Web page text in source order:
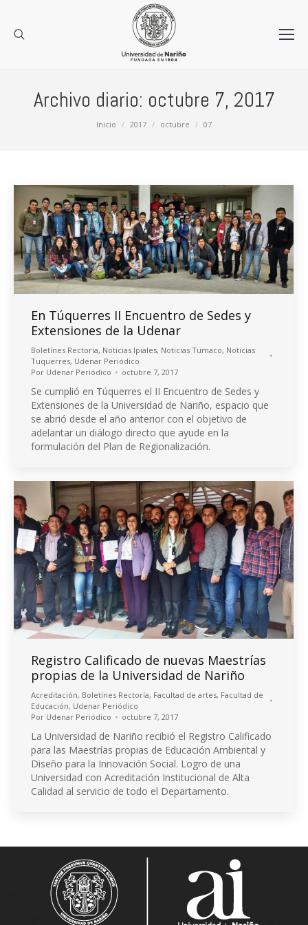
Archivo diario: octubre 7, 2017
Inicio 2017 octubre 07
En Túquerres II Encuentro de Sedes y
Extensiones de la Udenar
Boletínes Rectoría, Noticias Ipiales, Noticias Tumaco, Noticias
Tuquerres, Udenar Periódico
Por Udenar Periódico octubre 7, 2017
Se cumplió en Túquerres el II Encuentro de Sedes y
Extensiones de la Universidad de Nariño, espacio que
se abrió desde el año anterior con el objetivo de
adelantar un diálogo directo que ayude en la
formulación del Plan de Regionalización.
Registro Calificado de nuevas Maestrías
propias de la Universidad de Nariño
Acreditación, Boletínes Rectoría, Facultad de artes, Facultad de
Educación, Udenar Periódico
Por Udenar Periódico octubre 7, 2017
La Universidad de Nariño recibió el Registro Calificado
para las Maestrías propias de Educación Ambiental y
Diseño para la Innovación Social. Logro de una
Universidad con Acreditación Institucional de Alta
Calidad al servicio de todo el Departamento.